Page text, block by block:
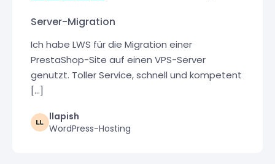
Server-Migration
Ich habe LWS für die Migration einer
PrestaShop-Site auf einen VPS-Server
genutzt. Toller Service, schnell und kompetent
[...]
llapish
WordPress-Hosting